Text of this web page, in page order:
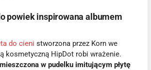
powiek inspirowana albumem
do cieni stworzona przez Korn we
kosmetyczną HipDot robi wrażenie.
w pudelku imitującym płytę